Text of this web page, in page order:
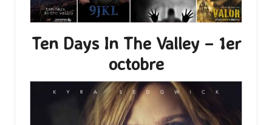
Ten Days In The Valley – 1er
octobre